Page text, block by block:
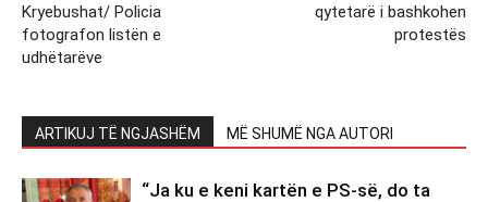
Kryebushat/ Policia
fotografon listën e
udhëtarëve
qytetarë i bashkohen
protestës
ARTIKUJ TË NGJASHËM MË SHUMË NGA AUTORI
“Ja ku e keni kartën e PS-së, do ta